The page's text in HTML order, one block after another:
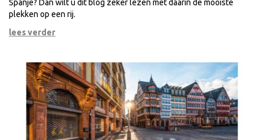
Spanje? Dan wilt u dit blog zeker lezen met daarin de mooiste
plekken op een rij.
lees verder